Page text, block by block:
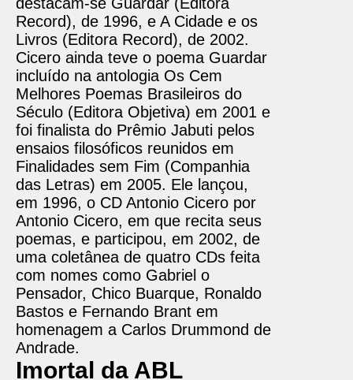
Record), de 1996, e A Cidade e os
Livros (Editora Record), de 2002.
Cicero ainda teve o poema Guardar
incluído na antologia Os Cem
Melhores Poemas Brasileiros do
Século (Editora Objetiva) em 2001 e
foi finalista do Prêmio Jabuti pelos
ensaios filosóficos reunidos em
Finalidades sem Fim (Companhia
das Letras) em 2005. Ele lançou,
em 1996, o CD Antonio Cicero por
Antonio Cicero, em que recita seus
poemas, e participou, em 2002, de
uma coletânea de quatro CDs feita
com nomes como Gabriel o
Pensador, Chico Buarque, Ronaldo
Bastos e Fernando Brant em
homenagem a Carlos Drummond de
Andrade.
Imortal da ABL